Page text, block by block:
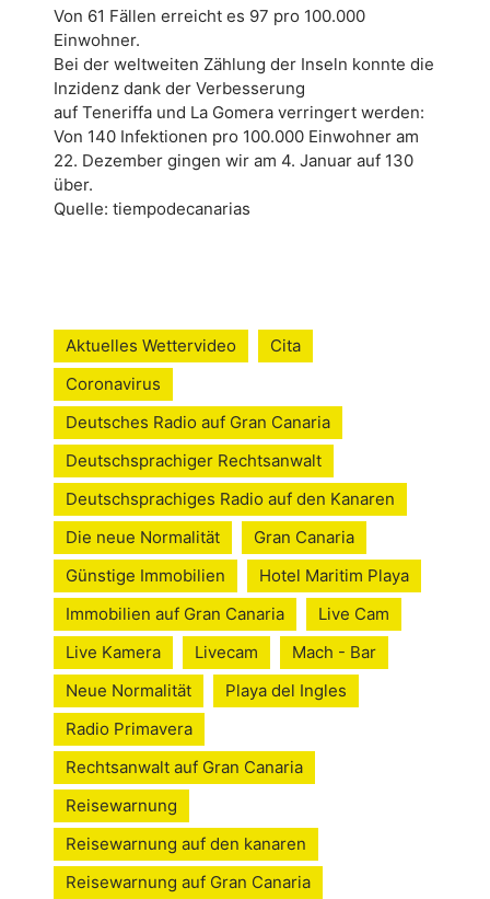
Von 61 Fällen erreicht es 97 pro 100.000
Einwohner.
Bei der weltweiten Zählung der Inseln konnte die
Inzidenz dank der Verbesserung
auf Teneriffa und La Gomera verringert werden:
Von 140 Infektionen pro 100.000 Einwohner am
22. Dezember gingen wir am 4. Januar auf 130
über.
Quelle: tiempodecanarias
Aktuelles Wettervideo
Cita
Coronavirus
Deutsches Radio auf Gran Canaria
Deutschsprachiger Rechtsanwalt
Deutschsprachiges Radio auf den Kanaren
Die neue Normalität
Gran Canaria
Günstige Immobilien
Hotel Maritim Playa
Immobilien auf Gran Canaria
Live Cam
Live Kamera
Livecam
Mach - Bar
Neue Normalität
Playa del Ingles
Radio Primavera
Rechtsanwalt auf Gran Canaria
Reisewarnung
Reisewarnung auf den kanaren
Reisewarnung auf Gran Canaria